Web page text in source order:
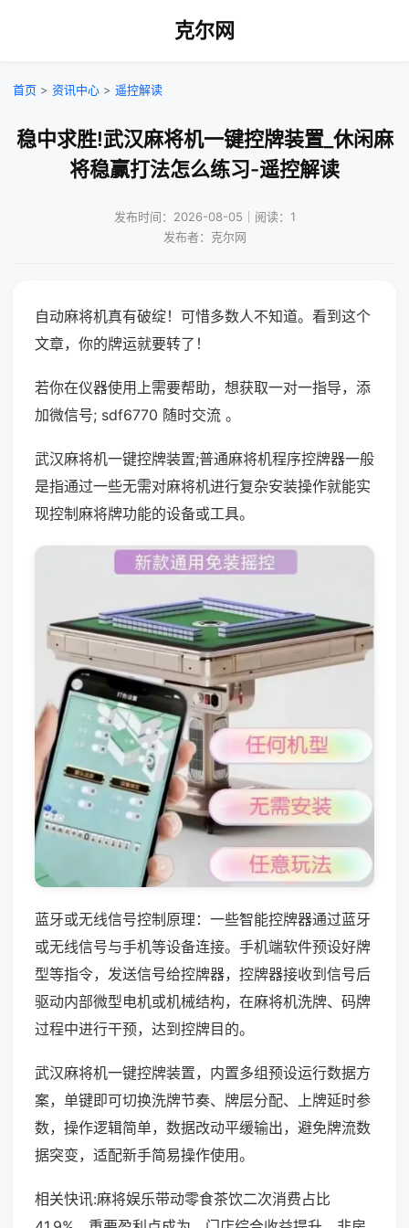
克尔网
首页 > 资讯中心 > 遥控解读
稳中求胜!武汉麻将机一键控牌装置_休闲麻
将稳赢打法怎么练习-遥控解读
发布时间：2026-08-05｜阅读：1
发布者：克尔网
自动麻将机真有破绽！可惜多数人不知道。看到这个
文章，你的牌运就要转了！
若你在仪器使用上需要帮助，想获取一对一指导，添
加微信号; sdf6770 随时交流 。
武汉麻将机一键控牌装置;普通麻将机程序控牌器一般
是指通过一些无需对麻将机进行复杂安装操作就能实
现控制麻将牌功能的设备或工具。
蓝牙或无线信号控制原理：一些智能控牌器通过蓝牙
或无线信号与手机等设备连接。手机端软件预设好牌
型等指令，发送信号给控牌器，控牌器接收到信号后
驱动内部微型电机或机械结构，在麻将机洗牌、码牌
过程中进行干预，达到控牌目的。
武汉麻将机一键控牌装置，内置多组预设运行数据方
案，单键即可切换洗牌节奏、牌层分配、上牌延时参
数，操作逻辑简单，数据改动平缓输出，避免牌流数
据突变，适配新手简易操作使用。
相关快讯:麻将娱乐带动零食茶饮二次消费占比